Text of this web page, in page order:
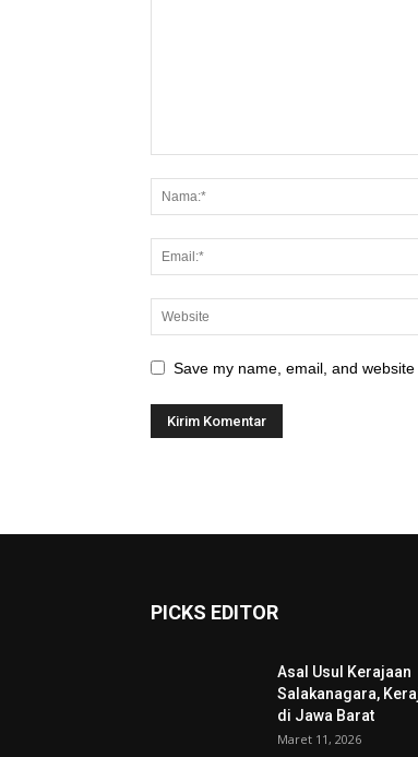
Save my name, email, and
PICKS EDITOR
Asal Usul Kerajaan
Salakanagara,
di Jawa Barat
Maret 11, 2026